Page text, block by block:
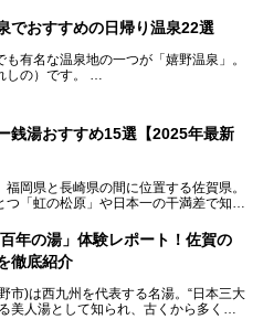
泉を所有し、日帰り入浴が可能な点はあ
ん。近寄りがたいほどの敷居の高いイメ
は温かみある接客が特徴の名宿です。
ー名宿で、お得にプチ贅沢体験を。今
でおすすめの日帰り温泉22選
有名な温泉地の一つが「嬉野温泉」。
しの）です。
きる豊玉姫神社があったりと見どころ
から老舗の旅館までバラエティに富ん
家族からカップルまで満喫できます。
、観光も楽しめる嬉野温泉、その中で
を紹介します！
設も充実している所が多く、いくつも回
すよ。
銭湯おすすめ15選【2025年最新
岡県と長崎県の間に位置する佐賀県。
つ「虹の松原」や日本一の干満差で知ら
伊万里焼、唐津焼などのやきものが盛ん
います。
温泉や武雄温泉を筆頭に数多くの温泉
回は、そんな佐賀県で特におすすめのス
アップしました。
百年の湯」体験レポート！佐賀の
徹底紹介
市)は西九州を代表する名湯。“日本三大
美人湯として知られ、古くから多くの